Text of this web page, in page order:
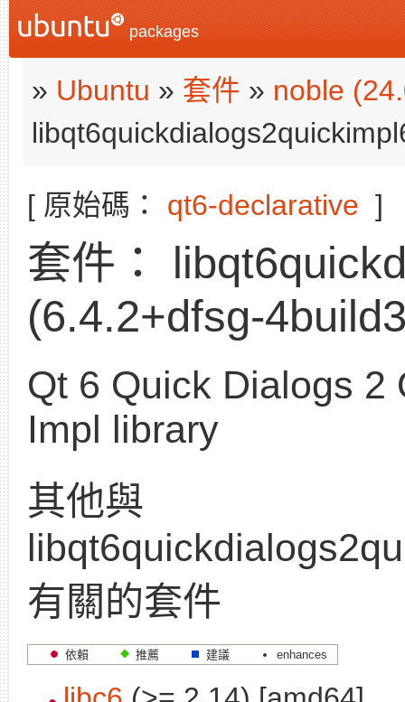
packages
» Ubuntu » 套件 » noble
[ 原始碼： qt6-declarative ]
套件：
(6.4.2+dfsg-
Qt 6 Quick Dialogs 2
Impl library
其他與
有關的套件
依賴 推薦 建議 enhances